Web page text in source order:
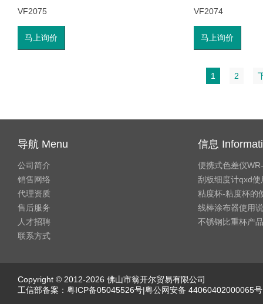
VF2075
马上询价
VF2074
马上询价
1 2
导航 Menu
公司简介
销售网络
代理资质
售后服务
人才招聘
联系方式
信息
便携式色差仪
刮板细度计qxd使
粘度杯-粘度杯的
线棒涂布器使用
不锈钢比重杯产
Copyright © 2012-2026 佛山市翁开尔贸易有限公司
工信部备案： 粤ICP备05045526号|粤公网安备 44060402000065号